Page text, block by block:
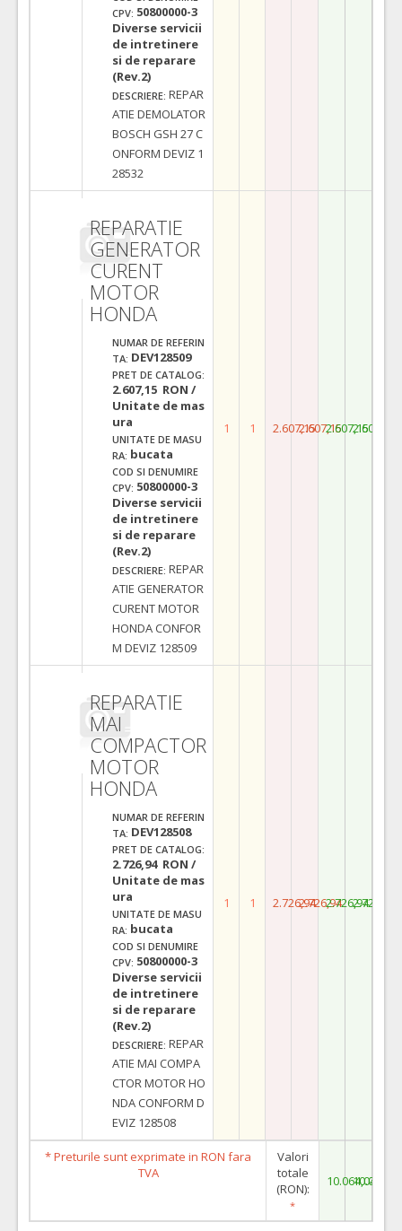
CPV: 50800000-3
Diverse servicii
de intretinere
si de reparare
(Rev.2)
DESCRIERE: REPAR
ATIE DEMOLATOR
BOSCH GSH 27 C
ONFORM DEVIZ 1
28532
REPARATIE
GENERATOR
CURENT
MOTOR
HONDA
NUMAR DE REFERIN
TA: DEV128509
PRET DE CATALOG:
2.607,15 RON /
Unitate de mas
ura
UNITATE DE MASU
RA: bucata
COD SI DENUMIRE
CPV: 50800000-3
Diverse servicii
de intretinere
si de reparare
(Rev.2)
DESCRIERE: REPAR
ATIE GENERATOR
CURENT MOTOR
HONDA CONFOR
M DEVIZ 128509
1 1 2.607,152.607,152.607,152.607,15
REPARATIE
MAI
COMPACTOR
MOTOR
HONDA
NUMAR DE REFERIN
TA: DEV128508
PRET DE CATALOG:
2.726,94 RON /
Unitate de mas
ura
UNITATE DE MASU
RA: bucata
COD SI DENUMIRE
CPV: 50800000-3
Diverse servicii
de intretinere
si de reparare
(Rev.2)
DESCRIERE: REPAR
ATIE MAI COMPA
CTOR MOTOR HO
NDA CONFORM D
EVIZ 128508
1 1 2.726,942.726,942.726,942.726,94
* Preturile sunt exprimate in RON fara
TVA
Valori
totale
(RON):
*
10.064,04